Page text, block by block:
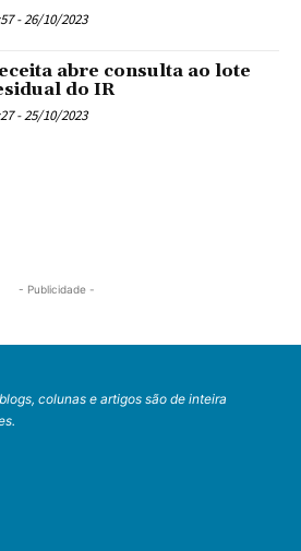
- 26/10/2023
abre consulta ao lote
do IR
- 25/10/2023
- Publicidade -
colunas e artigos são de inteira